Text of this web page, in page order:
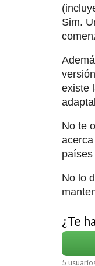
Sim.
existe
No te
No lo
¿Te
5